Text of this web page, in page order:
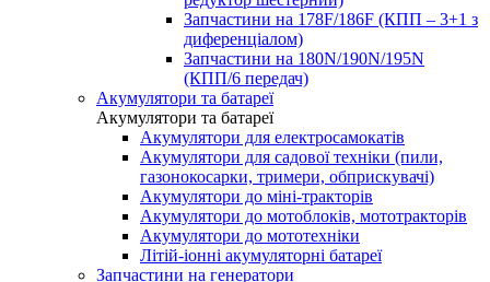
Запчастини на 178F/186F (КПП – 3+1 з
диференціалом)
Запчастини на 180N/190N/195N
(КПП/6 передач)
Акумулятори та батареї
Акумулятори та батареї
Акумулятори для електросамокатів
Акумулятори для садової техніки (пили,
газонокосарки, тримери, обприскувачі)
Акумулятори до міні-тракторів
Акумулятори до мотоблоків, мототракторів
Акумулятори до мототехніки
Літій-іонні акумуляторні батареї
Запчастини на генератори